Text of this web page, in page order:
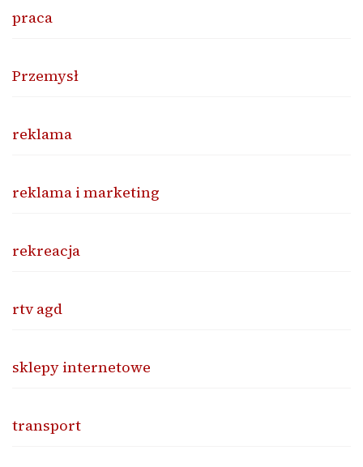
praca
Przemysł
reklama
reklama i marketing
rekreacja
rtv agd
sklepy internetowe
transport